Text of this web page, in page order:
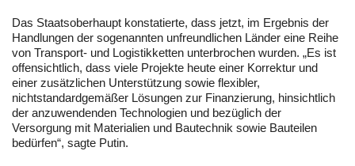
Das Staatsoberhaupt konstatierte, dass jetzt, im Ergebnis der
Handlungen der sogenannten unfreundlichen Länder eine Reihe
von Transport- und Logistikketten unterbrochen wurden. „Es ist
offensichtlich, dass viele Projekte heute einer Korrektur und
einer zusätzlichen Unterstützung sowie flexibler,
nichtstandardgemäßer Lösungen zur Finanzierung, hinsichtlich
der anzuwendenden Technologien und bezüglich der
Versorgung mit Materialien und Bautechnik sowie Bauteilen
bedürfen“, sagte Putin.